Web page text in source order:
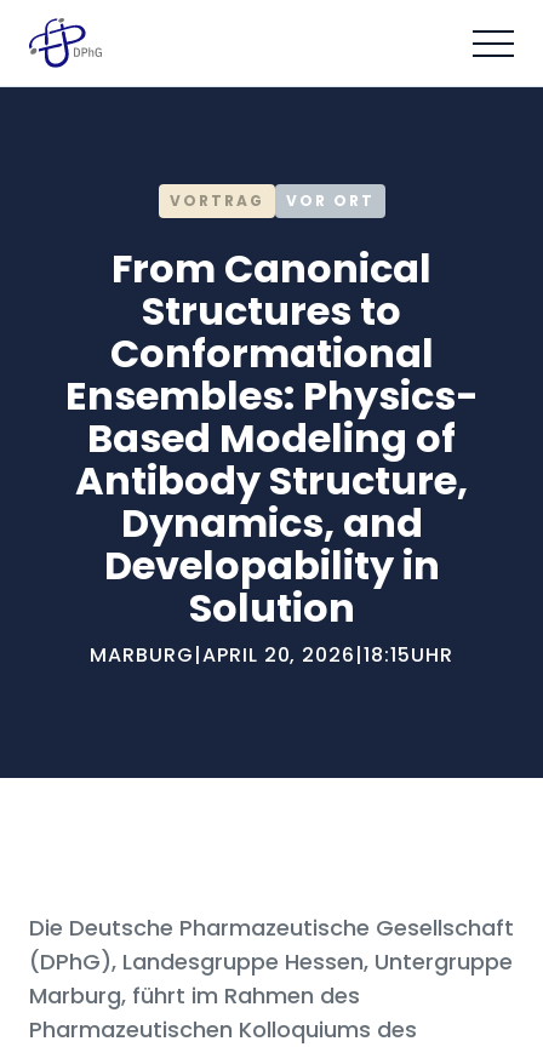
VORTRAG VOR ORT
From Canonical
Structures to
Conformational
Ensembles: Physics-
Based Modeling of
Antibody Structure,
Dynamics, and
Developability in
Solution
MARBURG|APRIL 20, 2026|18:15UHR
Die Deutsche Pharmazeutische Gesellschaft
(DPhG), Landesgruppe Hessen, Untergruppe
Marburg, führt im Rahmen des
Pharmazeutischen Kolloquiums des